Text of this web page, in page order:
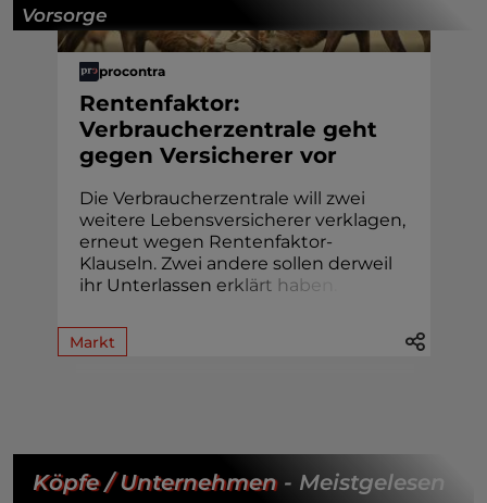
Vorsorge
procontra
Rentenfaktor:
Verbraucherzentrale geht
gegen Versicherer vor
Die Verbraucherzentrale will zwei
weitere Lebensversicherer verklagen,
erneut wegen Rentenfaktor-
Klauseln. Zwei andere sollen derweil
ihr Unterlassen erklärt habe
Markt
Köpfe / Unternehmen- Meistgelesen